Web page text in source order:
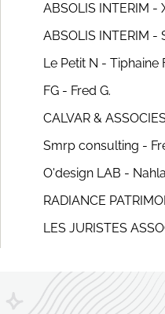
ABSOLIS INTERIM -
ABSOLIS INTERIM -
Le Petit N - Tiphaine
FG - Fred G.
CALVAR &
Smrp consulting -
O'design LAB -
RADIANCE
LES JURISTES